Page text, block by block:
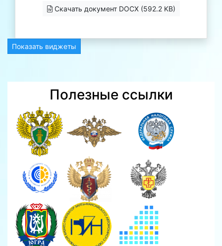
Скачать документ DOCX (592.2 KB)
Показать виджеты
Полезные ссылки